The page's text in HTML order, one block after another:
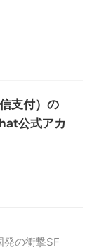
支付）の
公式アカ
発の衝撃SF